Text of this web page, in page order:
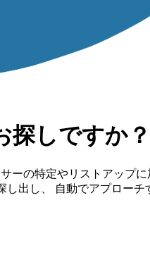
探しですか？
ーの特定やリストアップ
出し、 自動でアプローチ